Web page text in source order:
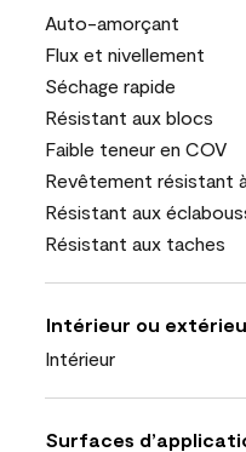
Auto-amorçant
Flux et nivellement
Séchage rapide
Résistant aux blocs
Faible teneur en COV
Revêtement résistant
Résistant aux
Résistant aux taches
Intérieur ou
Intérieur
Surfaces